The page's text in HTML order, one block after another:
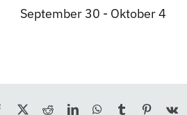
September 30 - Oktober 4
Facebook RedditLinkedInWhatsApp
Tumblr Pinterest
Vk